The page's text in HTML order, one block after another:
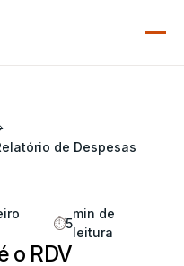
de Despesas
⏱️5
min de
leitura
o RDV